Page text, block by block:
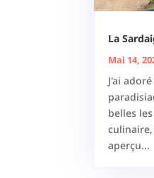
La
Mai 14,
J'ai
belles
aperçu...